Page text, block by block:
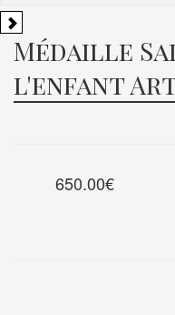
Médaille
l'enfant
650.00€